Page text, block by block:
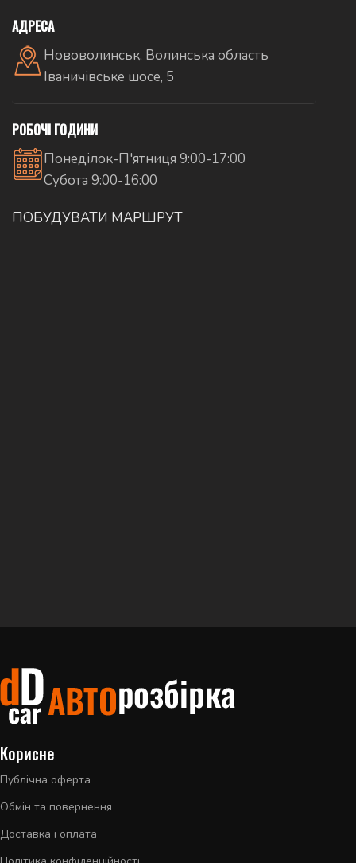
АДРЕСА
Нововолинськ, Волинська область
Іваничівське шосе, 5
РОБОЧІ ГОДИНИ
Понеділок-П'ятниця 9:00-17:00
Субота 9:00-16:00
ПОБУДУВАТИ МАРШРУТ
Корисне
Публічна оферта
Обмін та повернення
Доставка і оплата